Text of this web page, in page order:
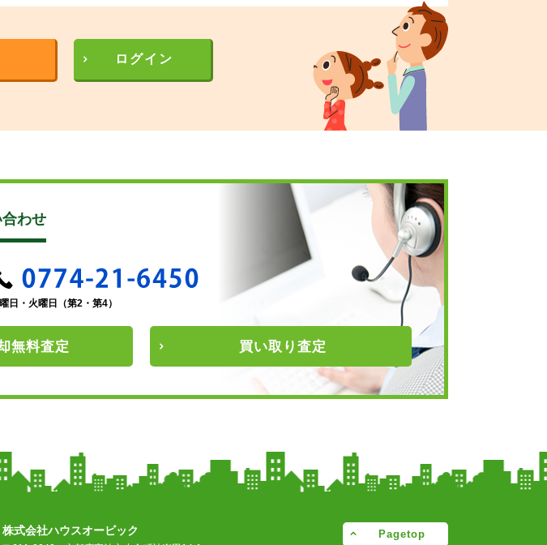
ログイン
わせ
日・火曜日（第2・第4）
無料査定 買い取り 査定
Pagetop
株式会社ハウスオービック